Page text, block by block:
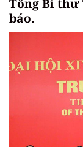
Tổng Bí thư
báo.